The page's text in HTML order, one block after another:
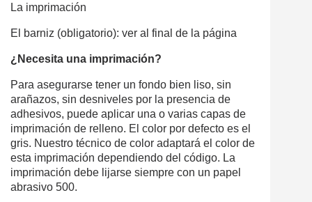
La imprimación
El barniz (obligatorio): ver al final de la página
¿Necesita una imprimación?
Para asegurarse tener un fondo bien liso, sin
arañazos, sin desniveles por la presencia de
adhesivos, puede aplicar una o varias capas de
imprimación de relleno. El color por defecto es el
gris. Nuestro técnico de color adaptará el color de
esta imprimación dependiendo del código. La
imprimación debe lijarse siempre con un papel
abrasivo 500.